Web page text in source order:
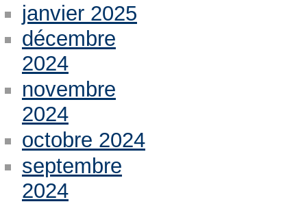
janvier 2025
décembre
2024
novembre
2024
octobre 2024
septembre
2024